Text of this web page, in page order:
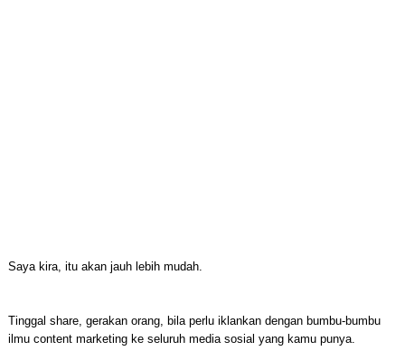
Saya kira, itu akan jauh lebih mudah.
Tinggal share, gerakan orang, bila perlu iklankan dengan bumbu-bumbu
ilmu content marketing ke seluruh media sosial yang kamu punya.